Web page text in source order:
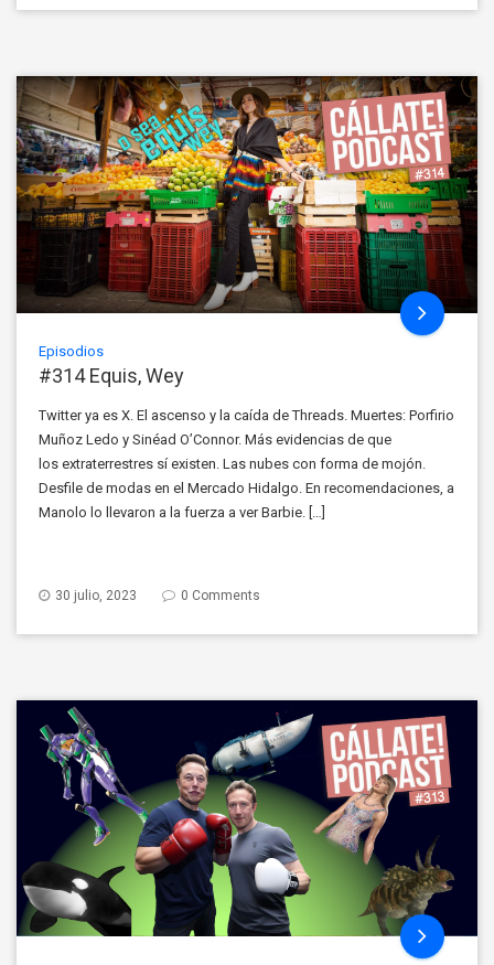
Episodios
#314 Equis, Wey
Twitter ya es X. El ascenso y la caída de Threads. Muertes: Porfirio
Muñoz Ledo y Sinéad O’Connor. Más evidencias de que
los extraterrestres sí existen. Las nubes con forma de mojón.
Desfile de modas en el Mercado Hidalgo. En recomendaciones, a
Manolo lo llevaron a la fuerza a ver Barbie. […]
30 julio, 2023 0 Comments